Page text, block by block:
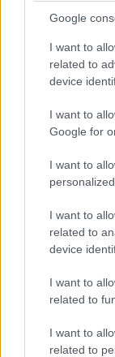
Google
I want to
related to
device
I want to
Google for
I want to
I want to
related to
device
I want to
related to
I want to
related to
Βίντεο-
τροχαίο στις
και μητέρα